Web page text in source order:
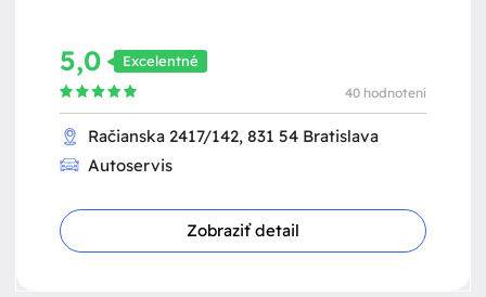
5,0 Excelentné
40 hodnotení
Račianska 2417/142, 831 54 Bratislava
Autoservis
Zobraziť detail